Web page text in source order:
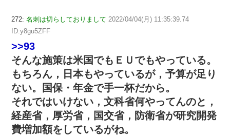
272: 名刺は切らしておりまして 2022/04/04(月) 11:35:39.74
ID:y8gu5ZFF
>>93
そんな施策は米国でもＥＵでもやっている。
もちろん，日本もやっているが，予算が足り
ない。国保・年金で手一杯だから。
それではいけない，文科省何やってんのと，
経産省，厚労省，国交省，防衛省が研究開発
費増加額をしているがね。